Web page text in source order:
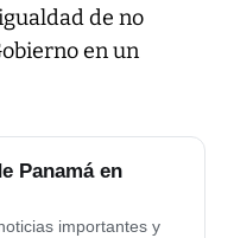
de no
en un
Panamá en
importantes y